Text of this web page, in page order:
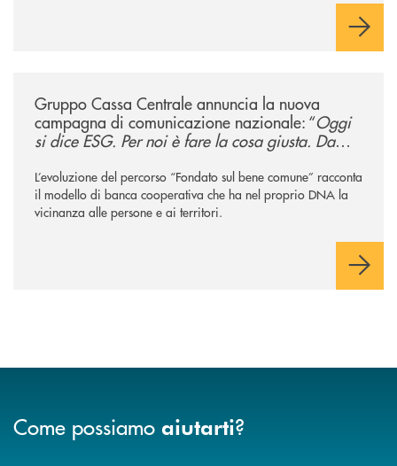
Gruppo Cassa Centrale annuncia la nuova
campagna di comunicazione nazionale: “Oggi
si dice ESG. Per noi è fare la cosa giusta. Da
L’evoluzione del percorso “Fondato sul bene comune” racconta
il modello di banca cooperativa che ha nel proprio DNA la
vicinanza alle persone e ai territori.
Come possiamo aiutarti?